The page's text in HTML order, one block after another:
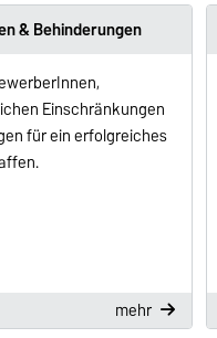
& Behinderungen
Einschränkungen
für ein erfolgreiches
mehr